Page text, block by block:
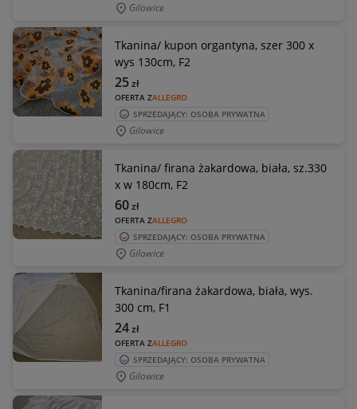
Gilowice
Tkanina/ kupon organtyna, szer 300 x
wys 130cm, F2
OFERTA ZALLEGRO
25zł
SPRZEDAJĄCY: OSOBA PRYWATNA
Gilowice
Tkanina/ firana żakardowa, biała, sz.330
x w 180cm, F2
OFERTA ZALLEGRO
60zł
SPRZEDAJĄCY: OSOBA PRYWATNA
Gilowice
Tkanina/firana żakardowa, biała, wys.
300 cm, F1
OFERTA ZALLEGRO
24zł
SPRZEDAJĄCY: OSOBA PRYWATNA
Gilowice